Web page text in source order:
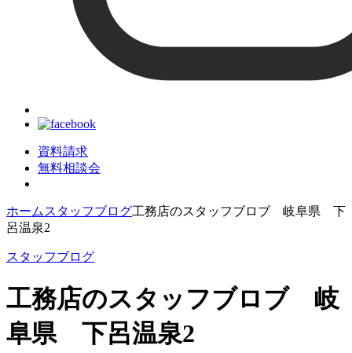
資料請求
無料相談会
ホーム スタッフブログ工務店のスタッフブロブ 岐阜県 下
呂温泉2
スタッフブログ
工務店のスタッフブロブ 岐
阜県 下呂温泉2